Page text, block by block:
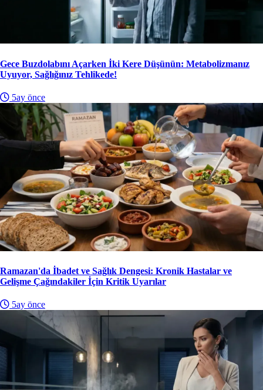
Gece Buzdolabını Açarken İki Kere Düşünün: Metabolizmanız
Uyuyor, Sağlığınız Tehlikede!
5ay önce
Ramazan'da İbadet ve Sağlık Dengesi: Kronik Hastalar ve
Gelişme Çağındakiler İçin Kritik Uyarılar
5ay önce